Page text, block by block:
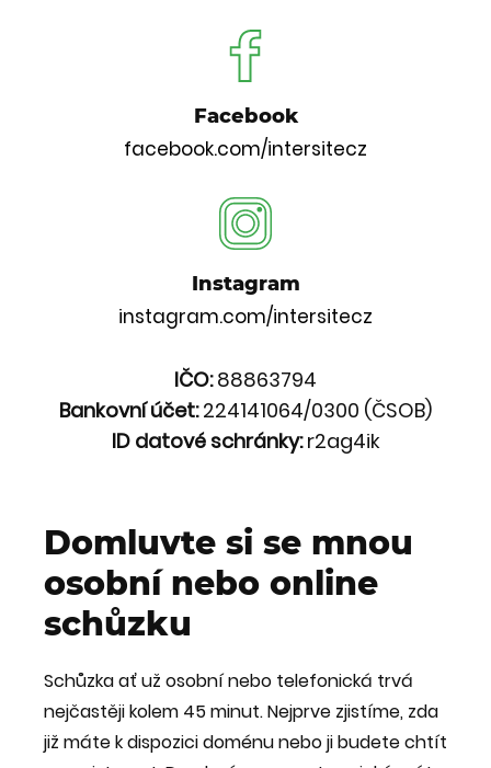
Facebook
facebook.com/intersitecz
Instagram
instagram.com/intersitecz
IČO:88863794
Bankovní účet:224141064/0300 (ČSOB)
ID datové schránky:r2ag4ik
Domluvte si se mnou
osobní nebo online
schůzku
Schůzka ať už osobní nebo telefonická trvá
nejčastěji kolem 45 minut. Nejprve zjistíme, zda
již máte k dispozici doménu nebo ji budete chtít